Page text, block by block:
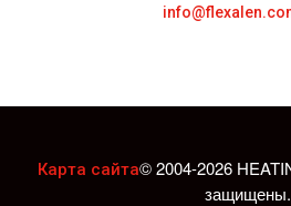
Карта сайта© 2004-2026
защищены.